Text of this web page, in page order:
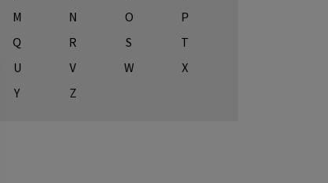
M
N O
P
Q
R S
T
U
V W
X
Y
Z